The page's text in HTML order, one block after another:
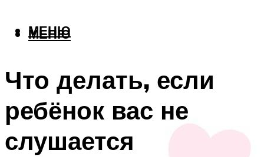
МЕНЮ
МЕНЮ
Что делать, если
ребёнок вас не
слушается